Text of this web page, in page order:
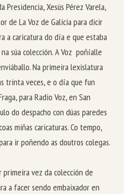
Presidencia, Xesús Pérez Varela,
de La Voz de Galicia para dicir
a caricatura do día e que estaba
súa colección. A Voz poñíalle
Na primeira lexislatura
trinta veces, e o día que fun
para Radio Voz, en San
do despacho con dúas paredes
miñas caricaturas. Co tempo,
ir poñendo as doutros colegas.
vez da colección de
a facer sendo embaixador en